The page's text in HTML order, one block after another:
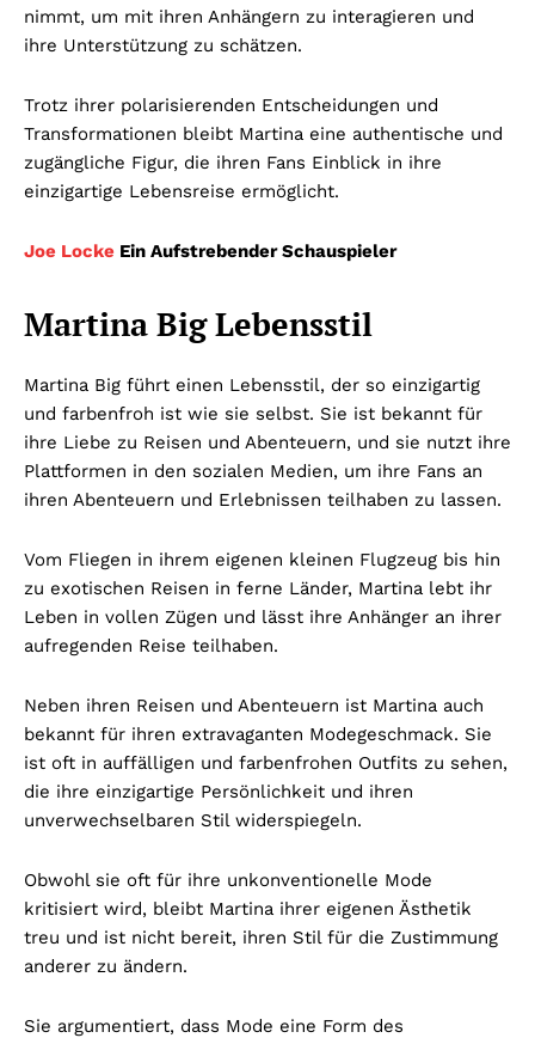
nimmt, um mit ihren Anhängern zu interagieren und
ihre Unterstützung zu schätzen.
Trotz ihrer polarisierenden Entscheidungen und
Transformationen bleibt Martina eine authentische und
zugängliche Figur, die ihren Fans Einblick in ihre
einzigartige Lebensreise ermöglicht.
Joe Locke Ein Aufstrebender Schauspieler
Martina Big Lebensstil
Martina Big führt einen Lebensstil, der so einzigartig
und farbenfroh ist wie sie selbst. Sie ist bekannt für
ihre Liebe zu Reisen und Abenteuern, und sie nutzt ihre
Plattformen in den sozialen Medien, um ihre Fans an
ihren Abenteuern und Erlebnissen teilhaben zu lassen.
Vom Fliegen in ihrem eigenen kleinen Flugzeug bis hin
zu exotischen Reisen in ferne Länder, Martina lebt ihr
Leben in vollen Zügen und lässt ihre Anhänger an ihrer
aufregenden Reise teilhaben.
Neben ihren Reisen und Abenteuern ist Martina auch
bekannt für ihren extravaganten Modegeschmack. Sie
ist oft in auffälligen und farbenfrohen Outfits zu sehen,
die ihre einzigartige Persönlichkeit und ihren
unverwechselbaren Stil widerspiegeln.
Obwohl sie oft für ihre unkonventionelle Mode
kritisiert wird, bleibt Martina ihrer eigenen Ästhetik
treu und ist nicht bereit, ihren Stil für die Zustimmung
anderer zu ändern.
Sie argumentiert, dass Mode eine Form des